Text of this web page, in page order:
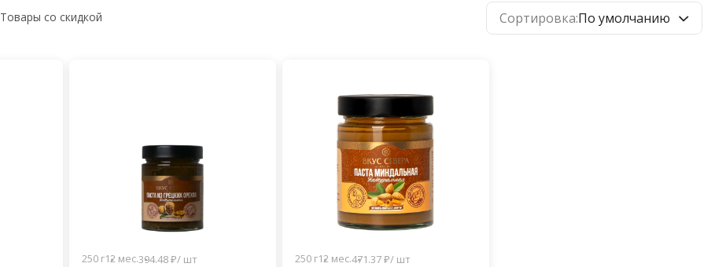
Товары со скидкой Сортировка:По умолчанию
250 г12 мес.394.48 ₽/ шт 250 г12 мес.471.37 ₽/ шт